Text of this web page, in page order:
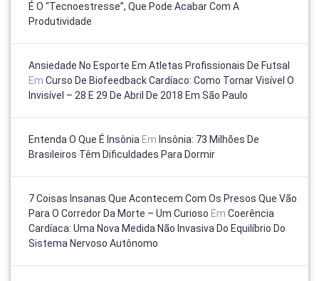
É O “tecnoestresse”, Que Pode Acabar Com A
Produtividade
Ansiedade No Esporte Em Atletas Profissionais De Futsal
Em Curso De Biofeedback Cardíaco: Como Tornar Visível O
Invisível – 28 E 29 De Abril De 2018 Em São Paulo
Entenda O Que É Insônia Em Insônia: 73 Milhões De
Brasileiros Têm Dificuldades Para Dormir
7 Coisas Insanas Que Acontecem Com Os Presos Que Vão
Para O Corredor Da Morte – Um Curioso Em Coerência
Cardíaca: Uma Nova Medida Não Invasiva Do Equilíbrio Do
Sistema Nervoso Autônomo